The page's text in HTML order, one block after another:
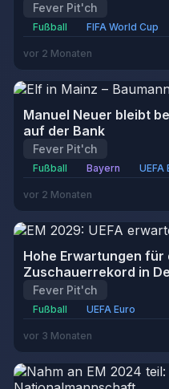
Fever Pit'ch
Fußball FIFA World Cup
vor 2 Monaten
Manuel Neuer bleibt
auf der Bank
Fever Pit'ch
Fußball Bayern UEFA
vor 2 Monaten
Hohe Erwartungen für
Zuschauerrekord in
Fever Pit'ch
Fußball UEFA Euro
vor 3 Monaten